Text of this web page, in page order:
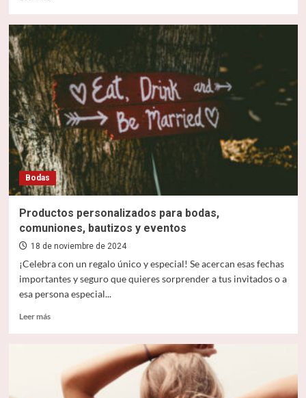
Haz
de
tu
boda
un
evento
inolvidable
con
fotomatones
para
bodas
Bodas
Productos personalizados para bodas,
comuniones, bautizos y eventos
18 de noviembre de 2024
¡Celebra con un regalo único y especial! Se acercan esas fechas
importantes y seguro que quieres sorprender a tus invitados o a
esa persona especial...
Leer másLeer
personalizados
para
bodas,